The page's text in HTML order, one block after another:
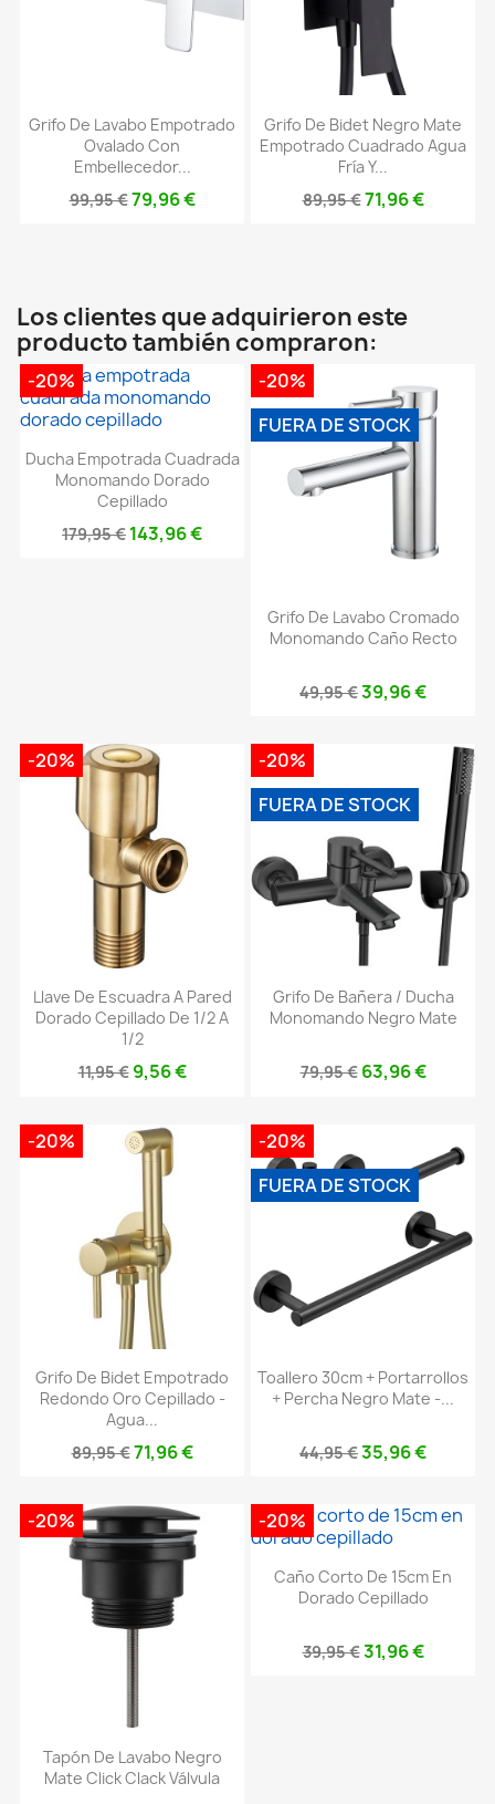
Grifo De Lavabo Empotrado
Ovalado Con
Embellecedor...
99,95 €79,96 €
Grifo De Bidet Negro Mate
Empotrado Cuadrado Agua
Fría Y...
89,95 €71,96 €
Los clientes que adquirieron este
producto también compraron:
Ducha Empotrada Cuadrada
Monomando Dorado
Cepillado
179,95 € 143,96 €
-20%
Grifo De Lavabo Cromado
Monomando Caño Recto
49,95 €39,96 €
-20%
FUERA DE STOCK
Llave De Escuadra A Pared
Dorado Cepillado De 1/2 A
1/2
11,95 € 9,56 €
-20%
Grifo De Bañera / Ducha
Monomando Negro Mate
79,95 € 63,96 €
-20%
FUERA DE STOCK
Grifo De Bidet Empotrado
Redondo Oro Cepillado -
Agua...
89,95 €71,96 €
-20%
Toallero 30cm + Portarrollos
+ Percha Negro Mate -...
44,95 €35,96 €
-20%
FUERA DE STOCK
Tapón De Lavabo Negro
Mate Click Clack Válvula
-20%
Caño Corto De 15cm En
Dorado Cepillado
39,95 €31,96 €
-20%